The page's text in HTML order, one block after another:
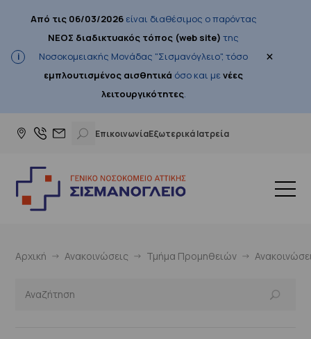
Από τις 06/03/2026είναι διαθέσιμος ο παρόντας
ΝΕΟΣ διαδικτυακός τόπος (web site) της
Νοσοκομειακής Μονάδας "Σισμανόγλειο", τόσο
εμπλουτισμένος αισθητικά όσο και μενέες
λειτουργικότητες.
×
ΕπικοινωνίαΕξωτερικά Ιατρεία
Αρχική Ανακοινώσεις Τμήμα Προμηθειών